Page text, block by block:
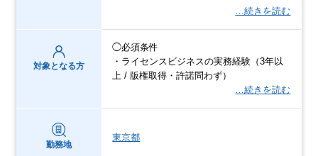
…続きを読む
対象となる方
◯必須条件
・ライセンスビジネスの実務経験（3年以
上 / 版権取得・許諾問わず）
…続きを読む
勤務地
東京都